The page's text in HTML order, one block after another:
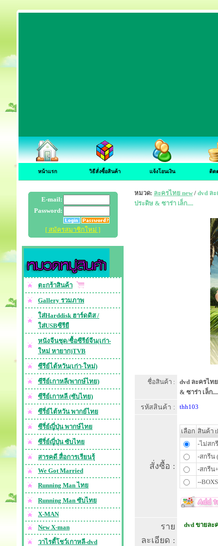
หน้าแรก วิธีสั่งซื้อสินค้า แจ้งโอนเงิน ติด
E-mail:
Password:
[ สมัครสมาชิกใหม่ ]
ตะกร้าสินค้า
Gallery รวมภาพ
ใส่Harddisk ฮาร์ดดิส /
ใส่USBซีรียื
หนังจีนชุด/ซื้อซีรีย์จีน(เก่า-
ใหม่ หายาก)TVB
ซีรีย์ไต้หวัน(เก่า-ใหม่)
ซีรีย์เกาหลี(พากษ์ไทย)
ซีรีย์เกาหลี (ซับไทย)
ซีรี่ย์ไต้หวัน พากย์ไทย
ซีรี่ย์ญี่ปุ่น พากษ์ไทย
ซีรี่ย์ญี่ปุ่น ซับไทย
สารคดี สื่อการเรียนรุ้
We Got Married
Running Man ไทย
Running Man ซับไทย
X-MAN
New X-man
วาไรตี้โชว์เกาหลี-dvd
หมวด: ละครไทย new / dvd ล
ประดิษ & ซาร่า เล็ก....
ชื่อสินค้า :
dvd ละครไท
& ซาร่า เล็ก....
รหัสสินค้า : thh103
สั่งซื้อ :
เลือก สินค้า
-ไม่สก
-สกรีน (
-สกรีน
--
ราย
ละเอียด :
dvd ขายละ